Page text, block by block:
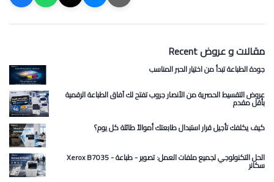
Recent مقالات و عروض
جودة الطباعة تبدأ من اختيار الحبر المناسب
عروض التقسيط الحصرية من الأنصار جروب تفتح لك آفاق الطباعة الرقمية
بأقل مقدم
كيف يكلفك تأجيل قرار استبدال طابعتك أموالاً طائلة كل يوم؟
Xerox B7035 الحل التكنولوجي لجميع ملفات العمل: تصوير - طباعة -
سكانر